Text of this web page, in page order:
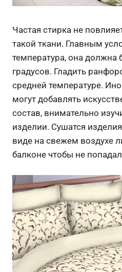
Частая стирка не
такой ткани. Главным
температура, она
градусов. Гладить
средней температуре.
могут добавлять
состав, внимательно
изделии. Сушатся
виде на свежем воздухе
балконе чтобы не